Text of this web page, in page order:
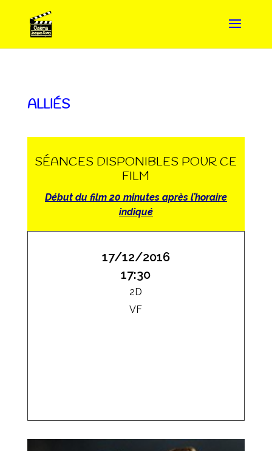
ALLIÉS
SÉANCES DISPONIBLES POUR CE
FILM
Début du film 20 minutes après l’horaire
indiqué
17/12/2016
17:30
2D
VF